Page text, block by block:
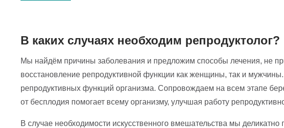
В каких случаях необходим репродуктолог?
Мы найдём причины заболевания и предложим способы лечения, не
восстановление репродуктивной функции как женщины, так и
репродуктивных функций организма. Сопровождаем на всем этапе
от бесплодия помогает всему организму, улучшая работу
В случае необходимости искусственного вмешательства мы